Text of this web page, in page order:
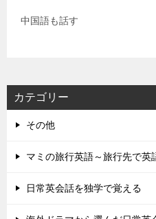
中国語も話す
カテゴリー
その他
マミの旅行英語～旅行先で英
日常英会話を独学で覚える